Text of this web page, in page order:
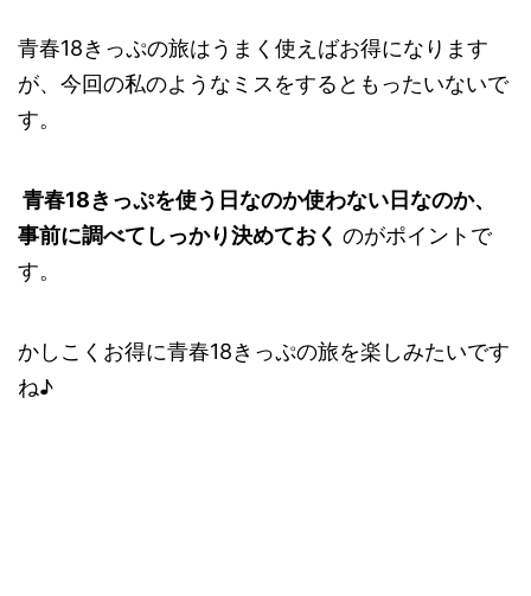
青春18きっぷの旅はうまく使えばお得になります
が、今回の私のようなミスをするともったいないで
す。
青春18きっぷを使う日なのか使わない日なのか、
事前に調べてしっかり決めておく のがポイントで
す。
かしこくお得に青春18きっぷの旅を楽しみたいです
ね♪